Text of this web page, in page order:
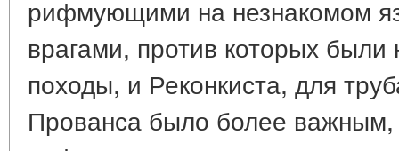
рифмующими на незнакомом
врагами, против которых
походы, и Реконкиста, для
Прованса было более